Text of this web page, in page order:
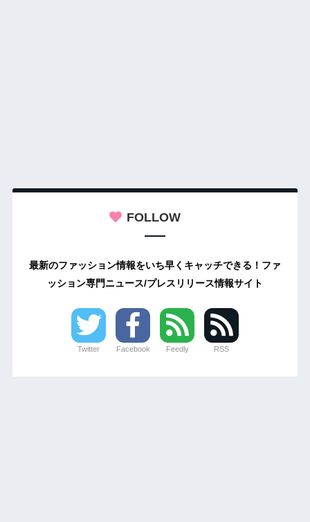
FOLLOW
最新のファッション情報をいち早くキャッチできる！ファ
ッション専門ニュース/プレスリリース情報サイト
Twitter Facebook Feedly RSS